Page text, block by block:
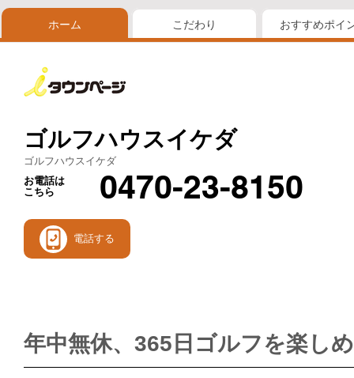
ホーム こだわり おすすめポイ
ゴルフハウスイケダ
ゴルフハウスイケダ
お電話は
こちら
0470-23-8150
電話する
年中無休、365日ゴルフを楽し